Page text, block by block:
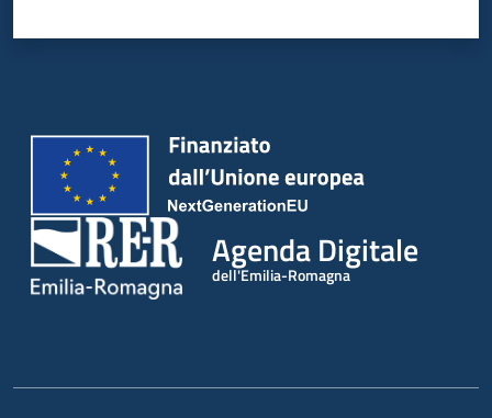
Agenda Digitale
dell'Emilia-Romagna